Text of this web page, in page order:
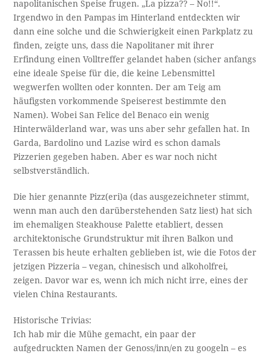
napolitanischen Speise frugen. „La pizza?? – No!!“.
Irgendwo in den Pampas im Hinterland entdeckten wir
dann eine solche und die Schwierigkeit einen Parkplatz zu
finden, zeigte uns, dass die Napolitaner mit ihrer
Erfindung einen Volltreffer gelandet haben (sicher anfangs
eine ideale Speise für die, die keine Lebensmittel
wegwerfen wollten oder konnten. Der am Teig am
häufigsten vorkommende Speiserest bestimmte den
Namen). Wobei San Felice del Benaco ein wenig
Hinterwälderland war, was uns aber sehr gefallen hat. In
Garda, Bardolino und Lazise wird es schon damals
Pizzerien gegeben haben. Aber es war noch nicht
selbstverständlich.
Die hier genannte Pizz(eri)a (das ausgezeichneter stimmt,
wenn man auch den darüberstehenden Satz liest) hat sich
im ehemaligen Steakhouse Palette etabliert, dessen
architektonische Grundstruktur mit ihren Balkon und
Terassen bis heute erhalten geblieben ist, wie die Fotos der
jetzigen Pizzeria – vegan, chinesisch und alkoholfrei,
zeigen. Davor war es, wenn ich mich nicht irre, eines der
vielen China Restaurants.
Historische Trivias:
Ich hab mir die Mühe gemacht, ein paar der
aufgedruckten Namen der Genoss/inn/en zu googeln – es